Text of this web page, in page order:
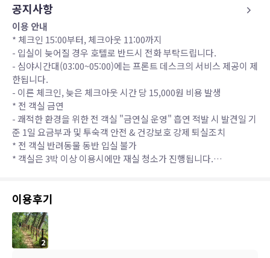
공지사항
이용 안내
* 체크인 15:00부터, 체크아웃 11:00까지
- 입실이 늦어질 경우 호텔로 반드시 전화 부탁드립니다.
- 심야시간대(03:00~05:00)에는 프론트 데스크의 서비스 제공이 제
한됩니다.
- 이른 체크인, 늦은 체크아웃 시간 당 15,000원 비용 발생
* 전 객실 금연
- 쾌적한 환경을 위한 전 객실 "금연실 운영" 흡연 적발 시 발견일 기
준 1일 요금부과 및 투숙객 안전 & 건강보호 강제 퇴실조치
* 전 객실 반려동물 동반 입실 불가
* 객실은 3박 이상 이용시에만 재실 청소가 진행됩니다.
2회청소)
-위와 다르게 별도로 재실청소를 요청시 재실청소 부과 비용 고지
후 재실청소 실시
*전망안내 - 콘도형 객실 : 와현해수욕장 전망 / 호텔형 객실 : 남해바
다 전망 (전망변경불가)
이용후기
2